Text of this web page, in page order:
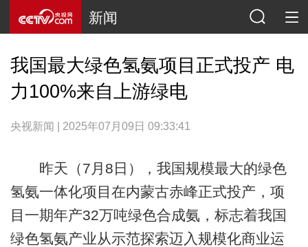
新闻
我国最大绿色氢氨项目正式投产 电
力100%来自上游绿电
央视新闻 | 2025年07月09日 09:33:41
昨天（7月8日），我国规模最大的绿色
氢氨一体化项目在内蒙古赤峰正式投产，项
目一期年产32万吨绿色合成氨，标志着我国
绿色氢氨产业从示范探索迈入规模化商业运